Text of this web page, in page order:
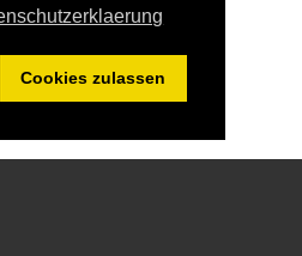
Cookies zulassen
Joomla Templates